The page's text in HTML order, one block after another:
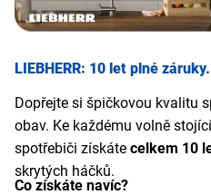
LIEBHERR: 10 let plné
Dopřejte si špičkovou kvalitu
obav. Ke každému volně
spotřebiči získáte celkem 10
skrytých háčků.
Co získáte navíc?